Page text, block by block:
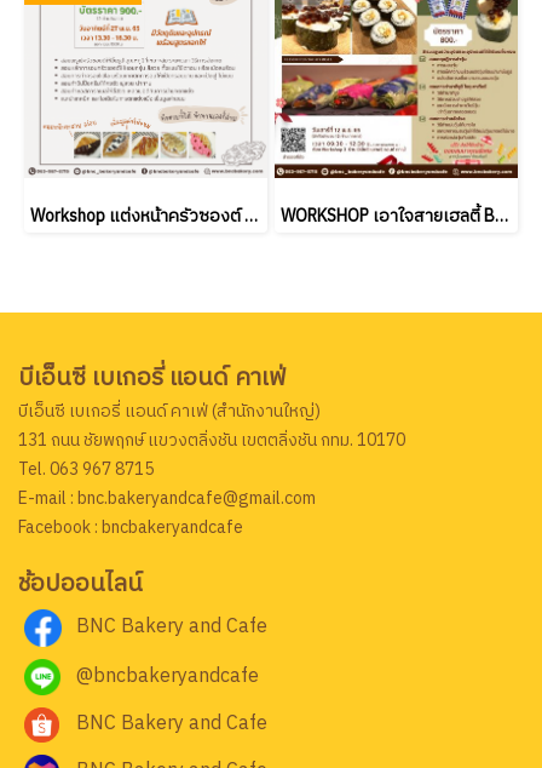
Workshop แต่งหน้าครัวซองต์ และครอฟเฟิล รวม 10 แบบ WORKSHOP เอาใจสายเฮลตี้ By วุ้นผงตราโทรศัพท์
บีเอ็นซี เบเกอรี่ แอนด์ คาเฟ่
บีเอ็นซี เบเกอรี่ แอนด์ คาเฟ่ (สำนักงานใหญ่)
131 ถนน ชัยพฤกษ์ แขวงตลิ่งชัน เขตตลิ่งชัน กทม. 10170
Tel. 063 967 8715
E-mail : bnc.bakeryandcafe@gmail.com
Facebook : bncbakeryandcafe
ช้อปออนไลน์
BNC Bakery and Cafe
@bncbakeryandcafe
BNC Bakery and Cafe